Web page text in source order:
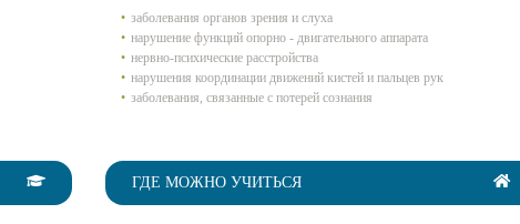
заболевания органов зрения и слуха
нарушение функций опорно - двигательного аппарата
нервно-психические расстройства
нарушения координации движений кистей и пальцев рук
заболевания, связанные с потерей сознания
ГДЕ МОЖНО УЧИТЬСЯ